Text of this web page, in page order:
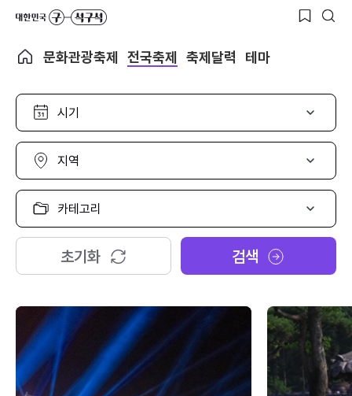
문화관광축제 전국축제 축제달력 테마
시
선
택
지
선
택
카
고
리
택
초기화 검색